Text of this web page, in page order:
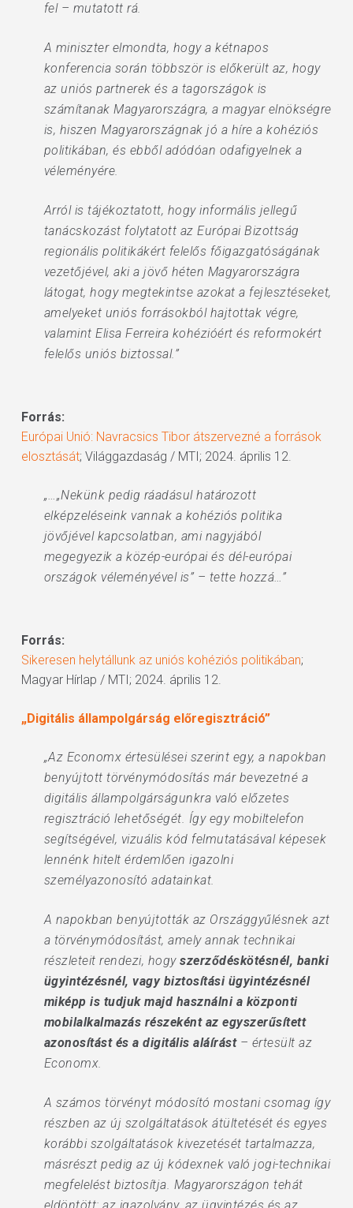
fel – mutatott rá.
A miniszter elmondta, hogy a kétnapos
konferencia során többször is előkerült az, hogy
az uniós partnerek és a tagországok is
számítanak Magyarországra, a magyar elnökségre
is, hiszen Magyarországnak jó a híre a kohéziós
politikában, és ebből adódóan odafigyelnek a
véleményére.
Arról is tájékoztatott, hogy informális jellegű
tanácskozást folytatott az Európai Bizottság
regionális politikákért felelős főigazgatóságának
vezetőjével, aki a jövő héten Magyarországra
látogat, hogy megtekintse azokat a fejlesztéseket,
amelyeket uniós forrásokból hajtottak végre,
valamint Elisa Ferreira kohézióért és reformokért
felelős uniós biztossal.”
Forrás:
Európai Unió: Navracsics Tibor átszervezné a források
elosztását; Világgazdaság / MTI; 2024. április 12.
„…„Nekünk pedig ráadásul határozott
elképzeléseink vannak a kohéziós politika
jövőjével kapcsolatban, ami nagyjából
megegyezik a közép-európai és dél-európai
országok véleményével is” – tette hozzá…”
Forrás:
Sikeresen helytállunk az uniós kohéziós politikában;
Magyar Hírlap / MTI; 2024. április 12.
„Digitális állampolgárság előregisztráció”
„Az Economx értesülései szerint egy, a napokban
benyújtott törvénymódosítás már bevezetné a
digitális állampolgárságunkra való előzetes
regisztráció lehetőségét. Így egy mobiltelefon
segítségével, vizuális kód felmutatásával képesek
lennénk hitelt érdemlően igazolni
személyazonosító adatainkat.
A napokban benyújtották az Országgyűlésnek azt
a törvénymódosítást, amely annak technikai
részleteit rendezi, hogyszerződéskötésnél, banki
ügyintézésnél, vagy biztosítási ügyintézésnél
miképp is tudjuk majd használni a központi
mobilalkalmazás részeként az egyszerűsített
azonosítást és a digitális aláírást– értesült az
Economx.
A számos törvényt módosító mostani csomag így
részben az új szolgáltatások átültetését és egyes
korábbi szolgáltatások kivezetését tartalmazza,
másrészt pedig az új kódexnek való jogi-technikai
megfelelést biztosítja. Magyarországon tehát